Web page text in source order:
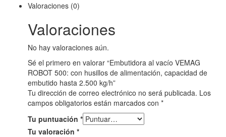
Valoraciones (0)
Valoraciones
No hay valoraciones aún.
Sé el primero en valorar “Embutidora al vacío VEMAG
ROBOT 500: con husillos de alimentación, capacidad de
embutido hasta 2.500 kg/h”
Tu dirección de correo electrónico no será publicada. Los
campos obligatorios están marcados con *
Tu puntuación *
Tu valoración *